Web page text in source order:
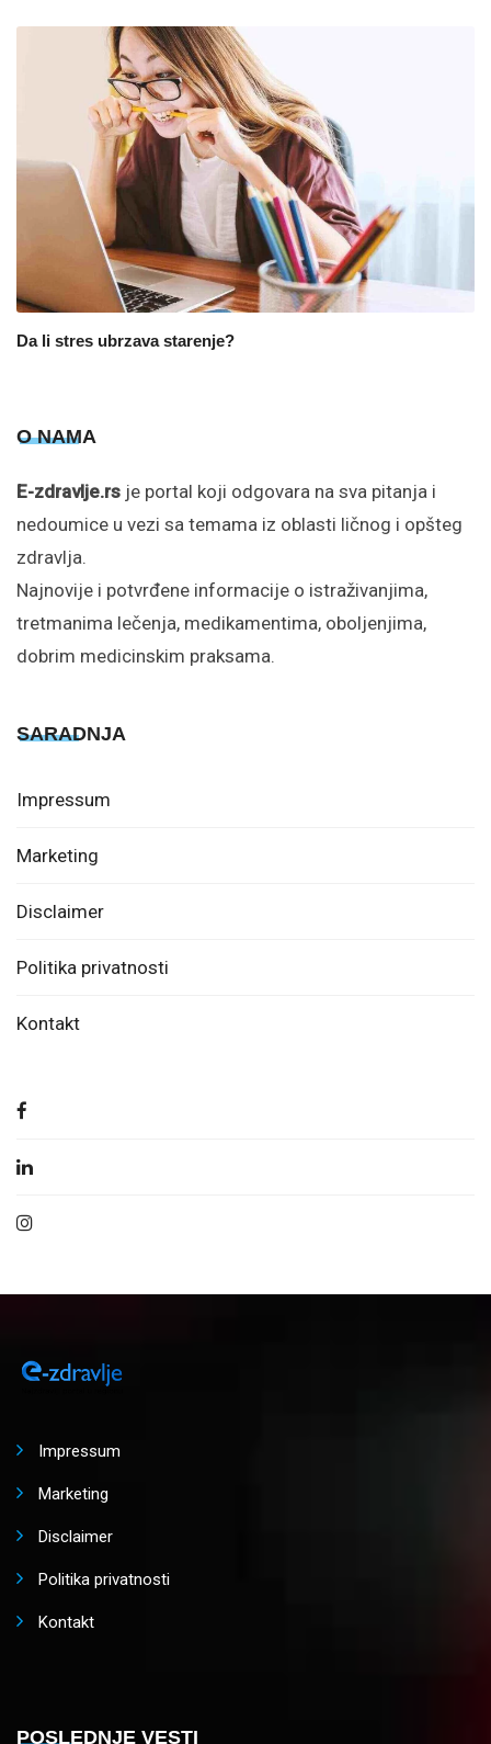
Da li stres ubrzava starenje?
O NAMA
E-zdravlje.rs je portal koji odgovara na sva pitanja i
nedoumice u vezi sa temama iz oblasti ličnog i opšteg
zdravlja.
Najnovije i potvrđene informacije o istraživanjima,
tretmanima lečenja, medikamentima, oboljenjima,
dobrim medicinskim praksama.
SARADNJA
Impressum
Marketing
Disclaimer
Politika privatnosti
Kontakt
Impressum
Marketing
Disclaimer
Politika privatnosti
Kontakt
POSLEDNJE VESTI